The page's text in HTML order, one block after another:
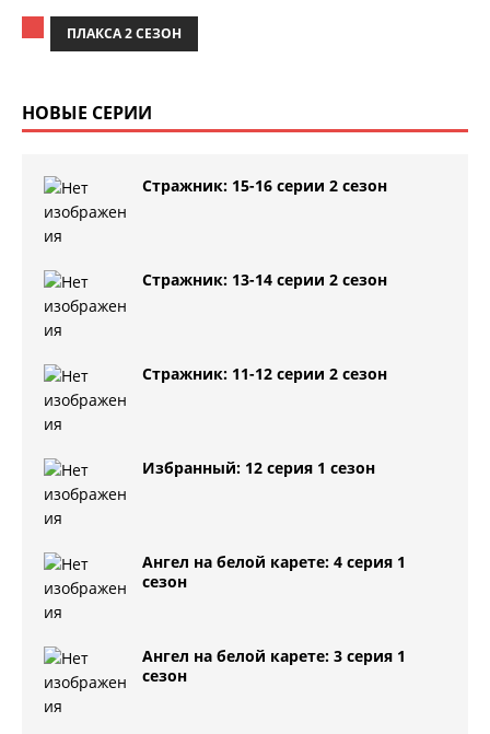
ПЛАКСА 2 СЕЗОН
НОВЫЕ СЕРИИ
Стражник: 15-16 серии 2 сезон
Стражник: 13-14 серии 2 сезон
Стражник: 11-12 серии 2 сезон
Избранный: 12 серия 1 сезон
Ангел на белой карете: 4 серия 1
сезон
Ангел на белой карете: 3 серия 1
сезон